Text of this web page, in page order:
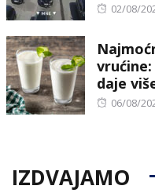
Posted
02/08/
daje
Posted
06/08/
IZDVAJAMO